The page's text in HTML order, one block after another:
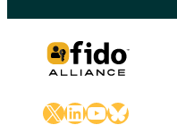
X LinkedIn
YouTube
Bluesky